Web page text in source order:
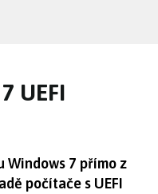
UEFI
Windows 7 přímo z
počítače s UEFI